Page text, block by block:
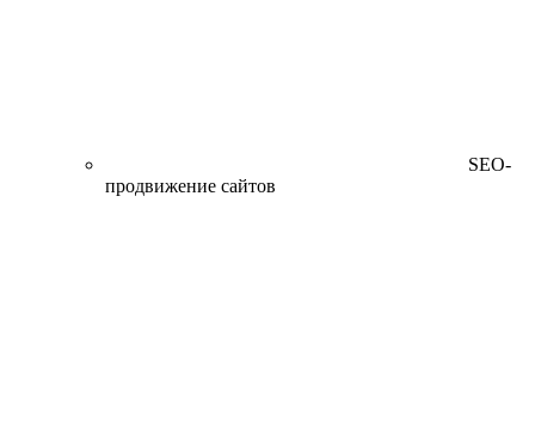
SEO-
продвижение сайтов